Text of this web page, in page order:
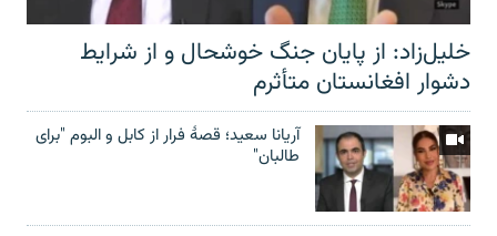
خلیل‌زاد: از پایان جنگ خوشحال و از شرایط
دشوار افغانستان متأثرم
آریانا سعید؛ قصۀ فرار از کابل و البوم "برای
طالبان"